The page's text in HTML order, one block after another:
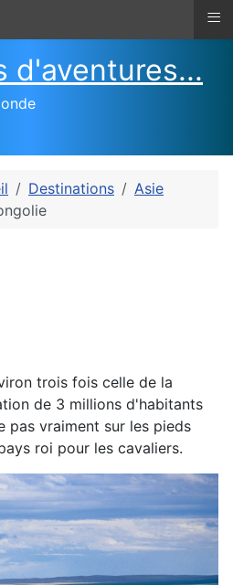
d'aventures...
Destinations
Asie
trois fois celle de la
de 3 millions d'habitants
pas vraiment sur les pieds
roi pour les cavaliers.
≡